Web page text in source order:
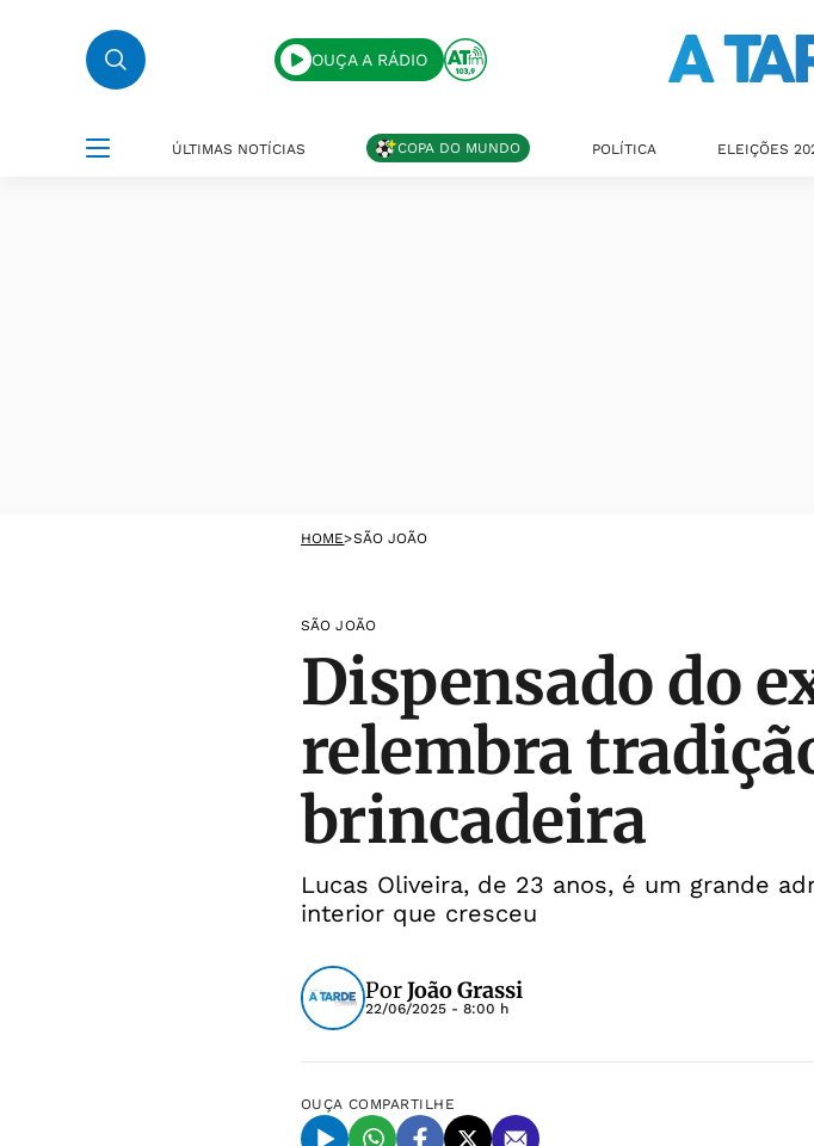
OUÇA A RÁDIO
ÚLTIMAS NOTÍCIAS COPA DO MUNDO POLÍTICA ELEIÇÕES
HOME>SÃO JOÃO
SÃO JOÃO
Dispensado do
relembra
brincadeira
Lucas Oliveira, de 23 anos, é um grande
interior que cresceu
PorJoão Grassi
22/06/2025 - 8:00 h
OUÇA COMPARTILHE